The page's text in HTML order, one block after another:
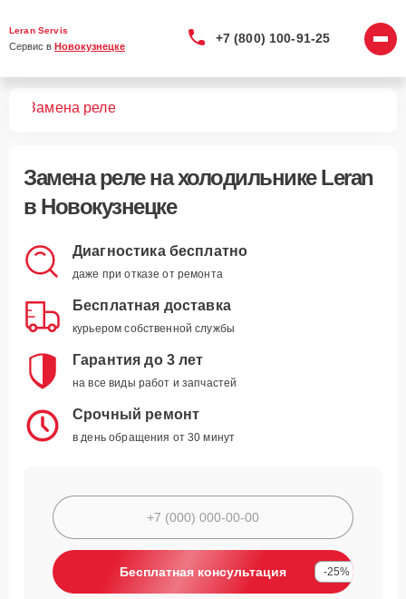
Leran Servis
Сервис в Новокузнецке
+7 (800) 100-91-25
Замена реле
Замена релена холодильнике Leran
в Новокузнецке
Диагностика бесплатно
даже при отказе от ремонта
Бесплатная доставка
курьером собственной службы
Гарантия до 3 лет
на все виды работ и запчастей
Срочный ремонт
в день обращения от 30 минут
Бесплатная консультация -25%